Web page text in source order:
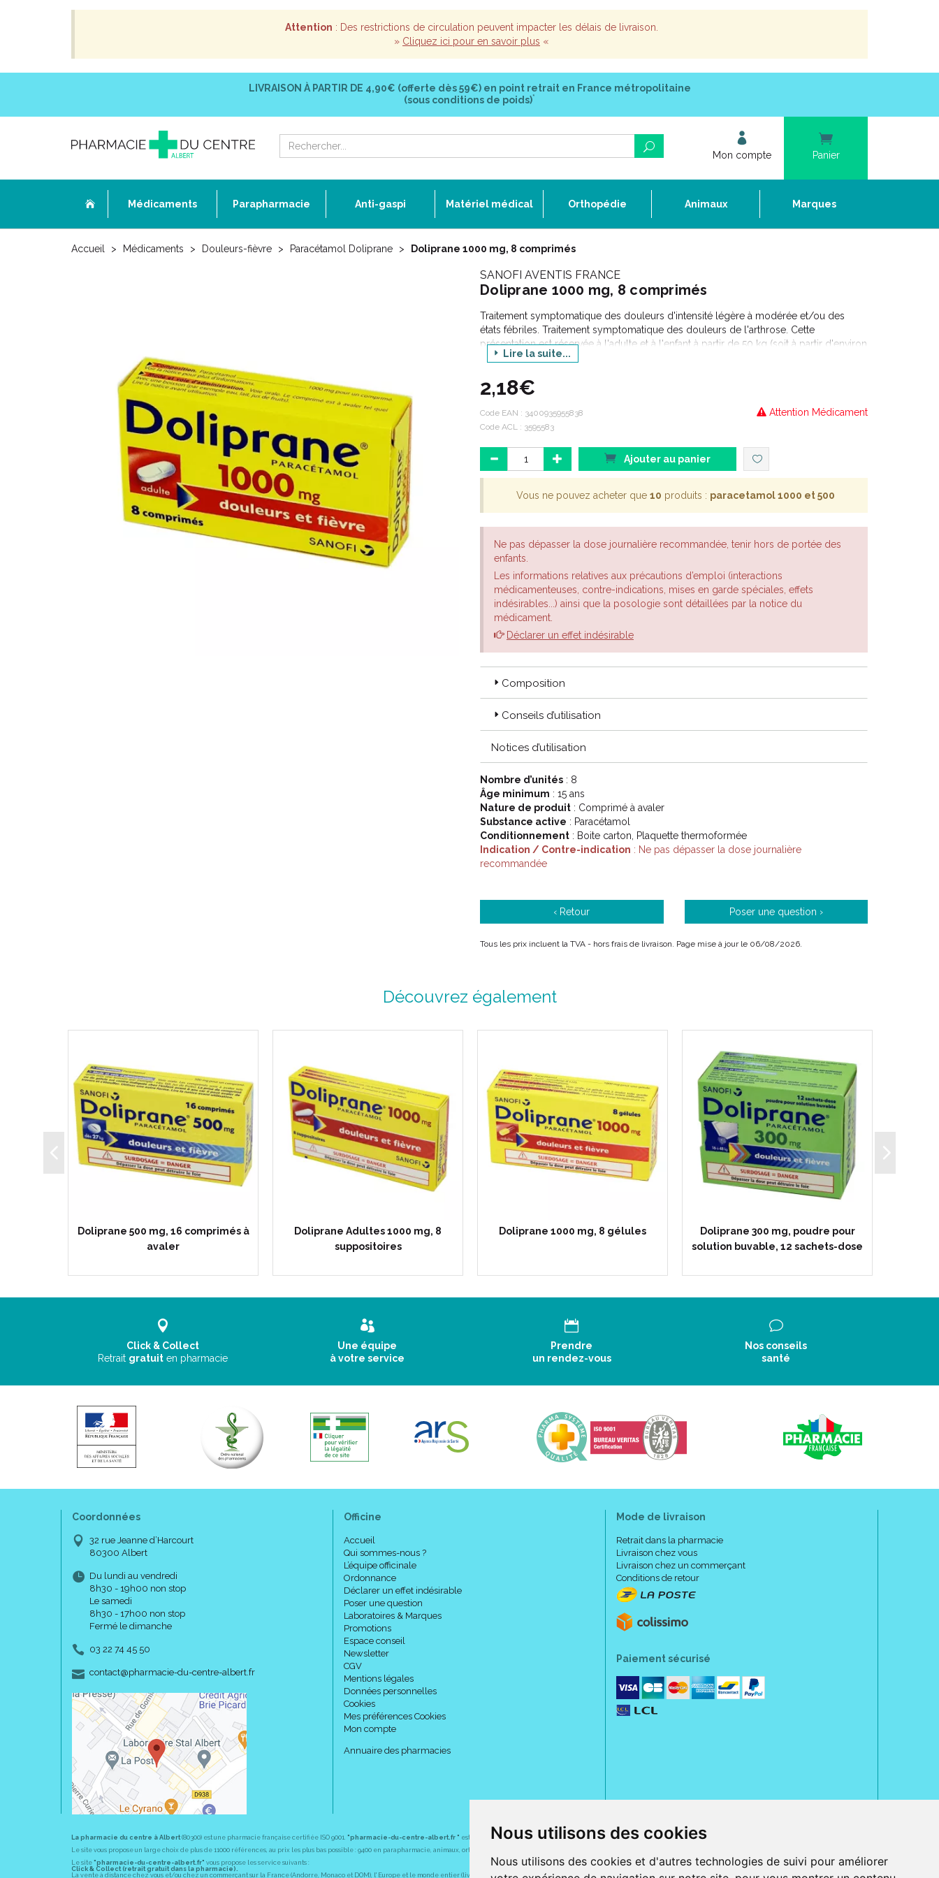
Nous utilisons des cookies
Nous utilisons des cookies et d'autres technologies de suivi pour améliorer
Attention : Des restrictions de circulation peuvent impacter les délais de livraison.
» Cliquez ici pour en savoir plus «
LIVRAISON À PARTIR DE 4,90€ (offerte dès 59€) en point retrait en France métropolitaine
(sous conditions de poids)*
Mon compte Panier
Médicaments Parapharmacie Anti-gaspi Matériel médical Orthopédie Animaux Marques
Accueil Médicaments Douleurs-fièvre Paracétamol Doliprane Doliprane 1000 mg, 8 comprimés
SANOFI AVENTIS FRANCE
Doliprane 1000 mg, 8 comprimés
Traitement symptomatique des douleurs d'intensité légère à modérée et/ou des
états fébriles. Traitement symptomatique des douleurs de l'arthrose. Cette
présentation est réservée à l'adulte et à l'enfant à partir de 50 kg (soit à partir d'environ
15 ans).Lire la suite...
2,18€
Attention Médicament
Code EAN : 3400935955838
Code ACL : 3595583
Ajouter au panier
Vous ne pouvez acheter que 10 produits : paracetamol 1000 et 500
Ne pas dépasser la dose journalière recommandée, tenir hors de portée des
enfants.
Les informations relatives aux précautions d’emploi (interactions
médicamenteuses, contre-indications, mises en garde spéciales, effets
indésirables...) ainsi que la posologie sont détaillées par la notice du
médicament.
Déclarer un effet indésirable
Composition
Conseils d’utilisation
Notices d’utilisation
Nombre d’unités : 8
Âge minimum : 15 ans
Nature de produit : Comprimé à avaler
Substance active : Paracétamol
Conditionnement : Boite carton, Plaquette thermoformée
Indication / Contre-indication : Ne pas dépasser la dose journalière
recommandée
‹ Retour Poser une question ›
Tous les prix incluent la TVA - hors frais de livraison. Page mise à jour le 06/08/2026.
Découvrez également
Doliprane 500 mg, 16 comprimés à
avaler
Doliprane Adultes 1000 mg, 8
suppositoires
Doliprane 1000 mg, 8 gélules
Doliprane 300 mg, poudre pour
solution buvable, 12 sachets-dose
Click & Collect
Retrait gratuit en pharmacie
Une équipe
à votre service
Prendre
un rendez-vous
Nos conseils
santé
Coordonnées
32 rue Jeanne d’Harcourt
80300 Albert
Du lundi au vendredi
8h30 - 19h00 non stop
Le samedi
8h30 - 17h00 non stop
Fermé le dimanche
03 22 74 45 50
contact-
@-
pharmacie-du-centre-albert.fr
Officine
Accueil
Qui sommes-nous ?
L’équipe officinale
Ordonnance
Déclarer un effet indésirable
Poser une question
Laboratoires & Marques
Promotions
Espace conseil
Newsletter
CGV
Mentions légales
Données personnelles
Cookies
Mes préférences Cookies
Mon compte
Annuaire des pharmacies
Mode de livraison
Retrait dans la pharmacie
Livraison chez vous
Livraison chez un commerçant
Conditions de retour
Paiement sécurisé
La pharmacie du centre à Albert(80300) est une pharmacie française certifiée ISO 9001. "pharmacie-du-centre-albert.fr " est le site internet de la pharmacie du centre
, 32 rue Jeanne d' Harcourt, 80300 Albert.
Le site vous propose un large choix de plus de 11000 références, au prix les plus bas possible : 9400 en parapharmacie, animaux, orthopédie, matériel médical. 1700 en médicaments sans ordonnance.
Le site "pharmacie-du-centre-albert.fr" vous propose les service suivants :
Click & Collect (retrait gratuit dans la pharmacie).
La vente à distance chez vous et/ou chez un commerçant sur la France (Andorre, Monaco et DOM), l' Europe et le monde entier (livraison assuré par Colissimo et ses partenaires à l' étranger).